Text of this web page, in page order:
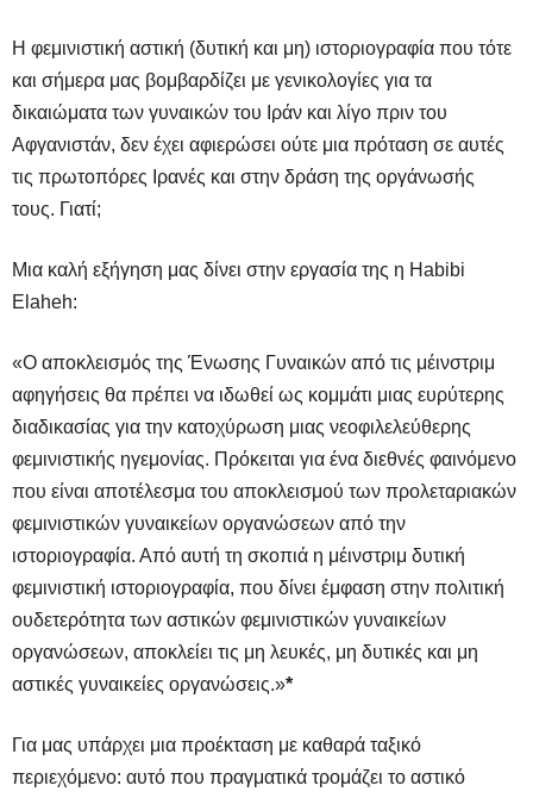
Η φεμινιστική αστική (δυτική και μη) ιστοριογραφία που τότε
και σήμερα μας βομβαρδίζει με γενικολογίες για τα
δικαιώματα των γυναικών του Ιράν και λίγο πριν του
Αφγανιστάν, δεν έχει αφιερώσει ούτε μια πρόταση σε αυτές
τις πρωτοπόρες Ιρανές και στην δράση της οργάνωσής
τους. Γιατί;
Μια καλή εξήγηση μας δίνει στην εργασία της η Habibi
Elaheh:
«Ο αποκλεισμός της Ένωσης Γυναικών από τις μέινστριμ
αφηγήσεις θα πρέπει να ιδωθεί ως κομμάτι μιας ευρύτερης
διαδικασίας για την κατοχύρωση μιας νεοφιλελεύθερης
φεμινιστικής ηγεμονίας. Πρόκειται για ένα διεθνές φαινόμενο
που είναι αποτέλεσμα του αποκλεισμού των προλεταριακών
φεμινιστικών γυναικείων οργανώσεων από την
ιστοριογραφία. Από αυτή τη σκοπιά η μέινστριμ δυτική
φεμινιστική ιστοριογραφία, που δίνει έμφαση στην πολιτική
ουδετερότητα των αστικών φεμινιστικών γυναικείων
οργανώσεων, αποκλείει τις μη λευκές, μη δυτικές και μη
αστικές γυναικείες οργανώσεις.»*
Για μας υπάρχει μια προέκταση με καθαρά ταξικό
περιεχόμενο: αυτό που πραγματικά τρομάζει το αστικό